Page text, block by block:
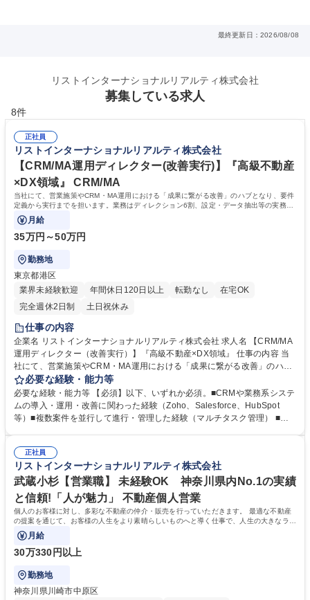
最終更新日：2026/08/08
リストインターナショナルリアルティ株式会社
募集している求人
8件
正社員
リストインターナショナルリアルティ株式会社
【CRM/MA運用ディレクター(改善実行)】『高級不動産
×DX領域』 CRM/MA
当社にて、営業施策やCRM・MA運用における「成果に繋がる改善」のハブとなり、要件
定義から実行までを担います。業務はディレクション6割、設定・データ抽出等の実務4
割。社内外の調整や進捗管理を通じ、現場の
月給
35万円～50万円
勤務地
東京都港区
業界未経験歓迎
年間休日120日以上 転勤なし
在宅OK
完全週休2日制
土日祝休み
仕事の内容
企業名 リストインターナショナルリアルティ株式会社 求人名 【CRM/MA
運用ディレクター（改善実行）】『高級不動産×DX領域』 仕事の内容 当
社にて、営業施策やCRM・MA運用における「成果に繋がる改善」のハブ
となり、要件定義から実行までを担います。業務はディレクション6割、
設定・データ抽出等の実務4割。社内外の調整や進捗管理を通じ、現場の
運用改善をリードしながら、チーム全体の実行力を最大化させるポジショ
ンです。 【業務比率】 調整・進行（ディレクション）：約60％ 実務対応
レクター（改善実行）】『高級不動産×DX領域』
必要な経験・能力等
必要な経験・能力等 【必須】以下、いずれか必須。■CRMや業務系システ
ムの導入・運用・改善に関わった経験（Zoho、Salesforce、HubSpot
等）■複数案件を並行して進行・管理した経験（マルチタスク管理） ■デ
進めた経験 【歓迎】■メルマガ・MAツールを活用した施策運用経験 ■少人
数組織・立ち上げフェーズでの実務経験 ■不動産業界での顧客管理・シス
テム導入経験 学歴・資格 学歴：大学院 大学 語学力： 資格：
正社員
リストインターナショナルリアルティ株式会社
武蔵小杉【営業職】 未経験OK 神奈川県内No.1の実績
と信頼!「人が魅力」 不動産個人営業
個人のお客様に対し、多彩な不動産の仲介・販売を行っていただきます。 最適な不動産
の提案を通じて、お客様の人生をより素晴らしいものへと導く仕事で、人生の大きなライ
フイベントに携わることができます。
月給
30万330円以上
勤務地
神奈川県川崎市中原区